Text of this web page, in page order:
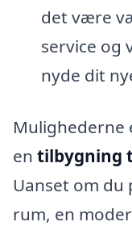
det være
service og
nyde dit
Mulighederne
en tilbygning
Uanset om
rum, en